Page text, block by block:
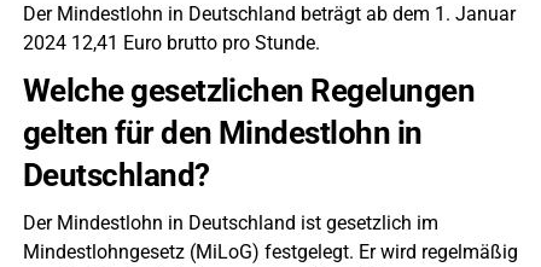
Der Mindestlohn in Deutschland beträgt ab dem 1. Januar
2024 12,41 Euro brutto pro Stunde.
Welche gesetzlichen Regelungen
gelten für den Mindestlohn in
Deutschland?
Der Mindestlohn in Deutschland ist gesetzlich im
Mindestlohngesetz (MiLoG) festgelegt. Er wird regelmäßig